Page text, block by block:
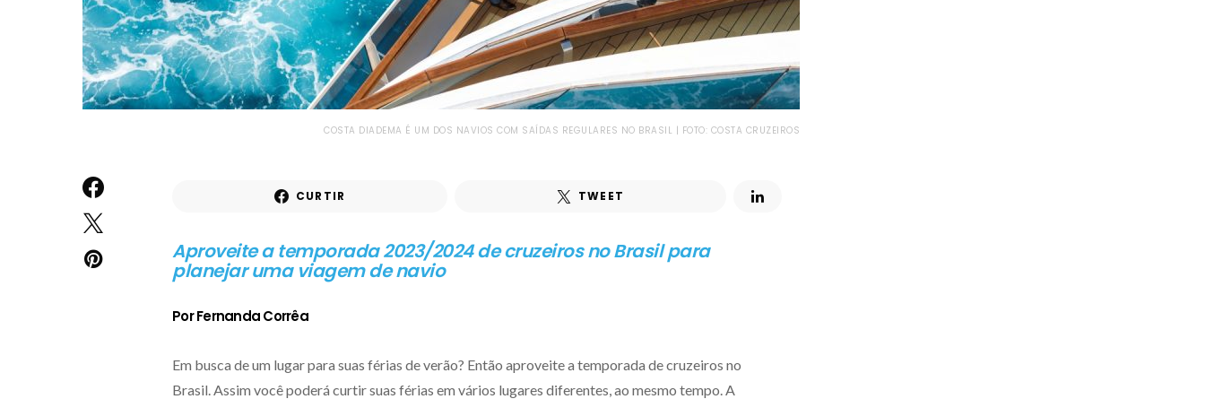
COSTA DIADEMA É UM DOS NAVIOS COM SAÍDAS REGULARES NO BRASIL | FOTO: COSTA CRUZEIROS
CURTIR TWEET
Aproveite a temporada 2023/2024 de cruzeiros no Brasil para
planejar uma viagem de navio
Por Fernanda Corrêa
Em busca de um lugar para suas férias de verão? Então aproveite a temporada de cruzeiros no
Brasil. Assim você poderá curtir suas férias em vários lugares diferentes, ao mesmo tempo. A